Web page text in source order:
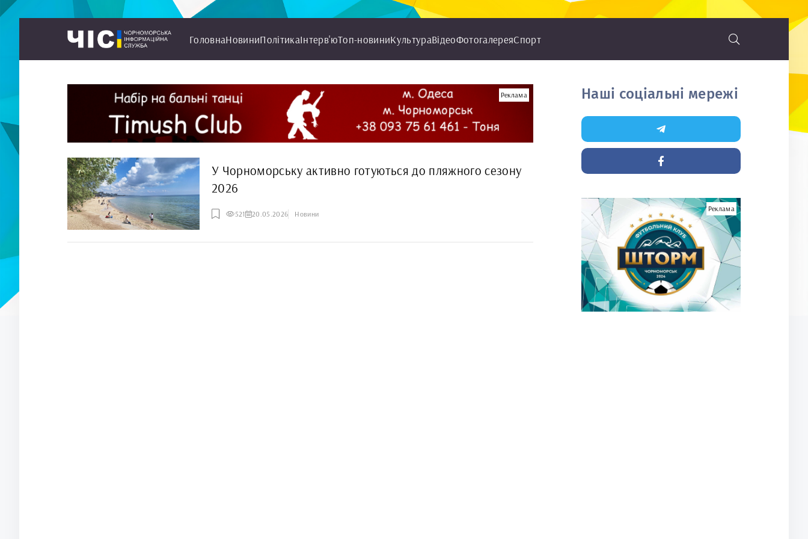
ГоловнаНовиниПолітикаІнтерв'юТоп-новиниКультураВідеоФотогалереяСпорт
Реклама
У Чорноморську активно готуються до пляжного сезону
2026
521 20.05.2026 Новини
Наші соціальні мережі
Реклама